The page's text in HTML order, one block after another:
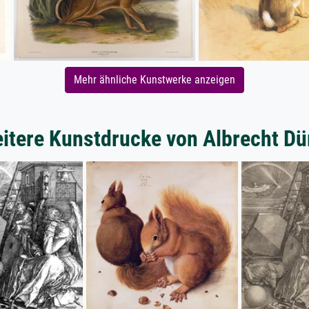
Mehr ähnliche Kunstwerke anzeigen
Kunstdrucke von Albrecht